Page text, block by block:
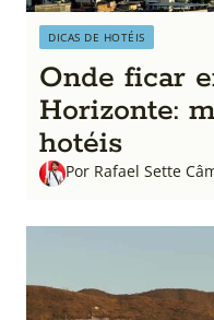
DICAS DE HOTÉIS
Onde ficar
Horizonte:
hotéis
Por Rafael Sette